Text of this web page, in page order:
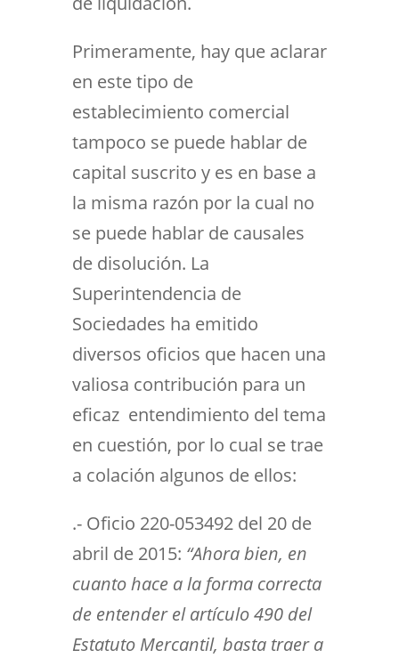
Primeramente, hay que aclarar
en este tipo de
establecimiento comercial
tampoco se puede hablar de
capital suscrito y es en base a
la misma razón por la cual no
se puede hablar de causales
de disolución. La
Superintendencia de
Sociedades ha emitido
diversos oficios que hacen una
valiosa contribución para un
eficaz entendimiento del tema
en cuestión, por lo cual se trae
a colación algunos de ellos:
.- Oficio 220-053492 del 20 de
abril de 2015: “Ahora bien, en
cuanto hace a la forma correcta
de entender el artículo 490 del
Estatuto Mercantil, basta traer a